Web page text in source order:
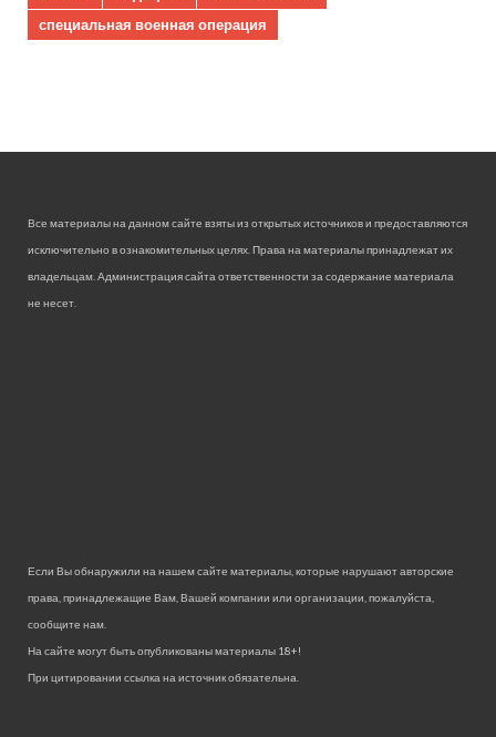
специальная военная операция
Все материалы на данном сайте взяты из открытых источников и предоставляются
исключительно в ознакомительных целях. Права на материалы принадлежат их
владельцам. Администрация сайта ответственности за содержание материала
не несет.
Если Вы обнаружили на нашем сайте материалы, которые нарушают авторские
права, принадлежащие Вам, Вашей компании или организации, пожалуйста,
сообщите нам.
На сайте могут быть опубликованы материалы 18+!
При цитировании ссылка на источник обязательна.